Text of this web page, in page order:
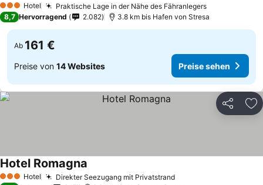
3 SterneHotel Praktische Lage in der Nähe des Fähranlegers
8,7 Hervorragend 2.082 3.8 km bis Hafen von Stresa
Ab 161 €
Preise von 14 Websites Preise sehen
Teilen
3 SterneHotel Direkter Seezugang mit Privatstrand
Hotel Romagna